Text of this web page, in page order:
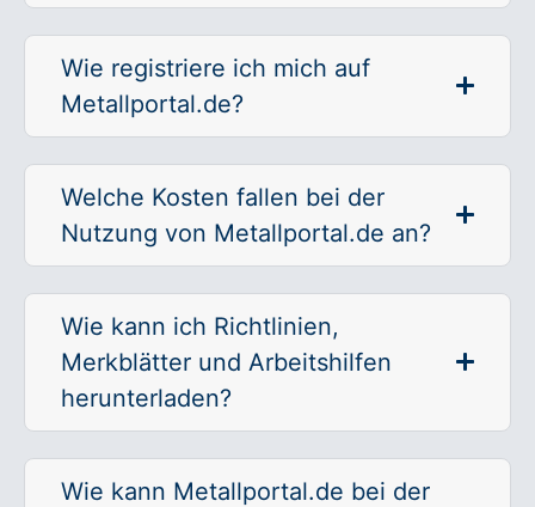
Wie registriere ich mich auf
Metallportal.de?
Welche Kosten fallen bei der
Nutzung von Metallportal.de an?
Wie kann ich Richtlinien,
Merkblätter und Arbeitshilfen
herunterladen?
Wie kann Metallportal.de bei der